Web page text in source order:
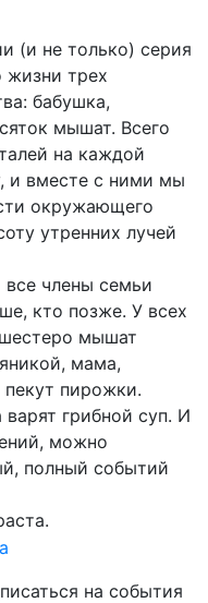
(и не только) серия
жизни трех
бабушка,
мышат. Всего
на каждой
и вместе с ними мы
окружающего
утренних лучей
члены семьи
кто позже. У всех
мышат
мама,
пирожки.
грибной суп. И
можно
полный событий
на события